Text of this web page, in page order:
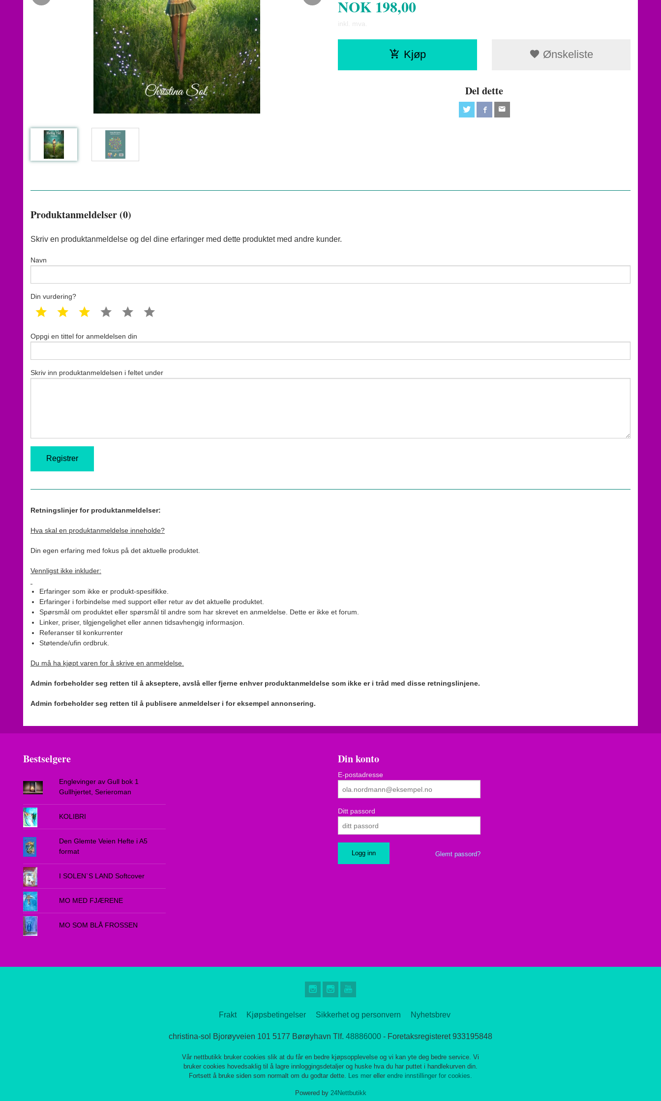
NOK 198,00
inkl. mva.
Kjøp Ønskeliste
Del dette
Produktanmeldelser (0)
Skriv en produktanmeldelse og del dine erfaringer med dette produktet med andre kunder.
Navn
Din vurdering?
1 star 2 star 3 star 4 star 5 star
Oppgi en tittel for anmeldelsen din
Skriv inn produktanmeldelsen i feltet under
Retningslinjer for produktanmeldelser:
Hva skal en produktanmeldelse inneholde?
Din egen erfaring med fokus på det aktuelle produktet.
Vennligst ikke inkluder:
Erfaringer som ikke er produkt-spesifikke.
Erfaringer i forbindelse med support eller retur av det aktuelle produktet.
Spørsmål om produktet eller spørsmål til andre som har skrevet en anmeldelse. Dette er ikke et forum.
Linker, priser, tilgjengelighet eller annen tidsavhengig informasjon.
Referanser til konkurrenter
Støtende/ufin ordbruk.
Du må ha kjøpt varen for å skrive en anmeldelse.
Admin forbeholder seg retten til å akseptere, avslå eller fjerne enhver produktanmeldelse som ikke er i tråd med disse retningslinjene.
Admin forbeholder seg retten til å publisere anmeldelser i for eksempel annonsering.
Bestselgere
Englevinger av Gull bok 1
Gullhjertet, Serieroman
KOLIBRI
Den Glemte Veien Hefte i A5
format
I SOLEN`S LAND Softcover
MO MED FJÆRENE
MO SOM BLÅ FROSSEN
Din konto
E-postadresse
Ditt passord
Glemt passord?
Frakt Kjøpsbetingelser Sikkerhet og personvern Nyhetsbrev
christina-sol Bjorøyveien 101 5177 Børøyhavn Tlf. 48886000 - Foretaksregisteret 933195848
Vår nettbutikk bruker cookies slik at du får en bedre kjøpsopplevelse og vi kan yte deg bedre service. Vi
bruker cookies hovedsaklig til å lagre innloggingsdetaljer og huske hva du har puttet i handlekurven din.
Fortsett å bruke siden som normalt om du godtar dette. Les mer eller endre innstillinger for cookies.
Powered by 24Nettbutikk